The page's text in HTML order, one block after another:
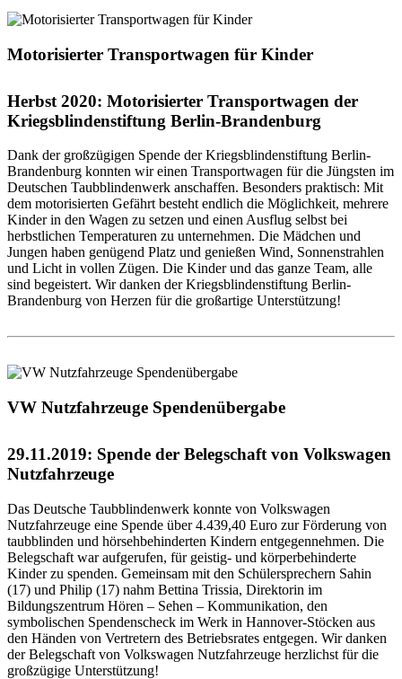
Motorisierter Transportwagen für Kinder
Herbst 2020: Motorisierter Transportwagen der
Kriegsblindenstiftung Berlin-Brandenburg
Dank der großzügigen Spende der Kriegsblindenstiftung Berlin-
Brandenburg konnten wir einen Transportwagen für die Jüngsten im
Deutschen Taubblindenwerk anschaffen. Besonders praktisch: Mit
dem motorisierten Gefährt besteht endlich die Möglichkeit, mehrere
Kinder in den Wagen zu setzen und einen Ausflug selbst bei
herbstlichen Temperaturen zu unternehmen. Die Mädchen und
Jungen haben genügend Platz und genießen Wind, Sonnenstrahlen
und Licht in vollen Zügen. Die Kinder und das ganze Team, alle
sind begeistert. Wir danken der Kriegsblindenstiftung Berlin-
Brandenburg von Herzen für die großartige Unterstützung!
VW Nutzfahrzeuge Spendenübergabe
29.11.2019: Spende der Belegschaft von Volkswagen
Nutzfahrzeuge
Das Deutsche Taubblindenwerk konnte von Volkswagen
Nutzfahrzeuge eine Spende über 4.439,40 Euro zur Förderung von
taubblinden und hörsehbehinderten Kindern entgegennehmen. Die
Belegschaft war aufgerufen, für geistig- und körperbehinderte
Kinder zu spenden. Gemeinsam mit den Schülersprechern Sahin
(17) und Philip (17) nahm Bettina Trissia, Direktorin im
Bildungszentrum Hören – Sehen – Kommunikation, den
symbolischen Spendenscheck im Werk in Hannover-Stöcken aus
den Händen von Vertretern des Betriebsrates entgegen. Wir danken
der Belegschaft von Volkswagen Nutzfahrzeuge herzlichst für die
großzügige Unterstützung!